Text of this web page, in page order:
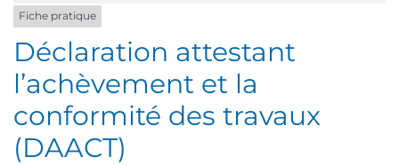
Fiche pratique
Déclaration attestant
l’achèvement et la
conformité des travaux
(DAACT)